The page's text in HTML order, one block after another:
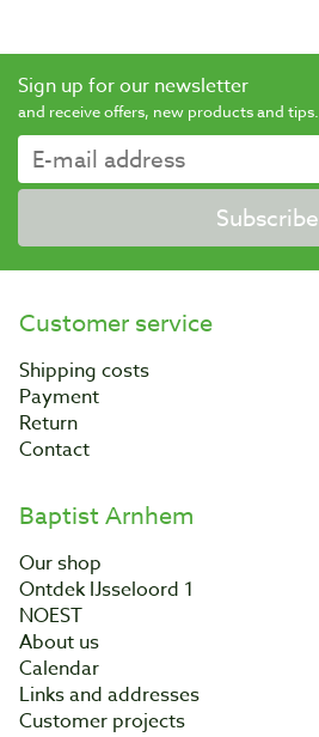
Sign up for our newsletter
and receive offers, new products and tips.
Subscribe
Customer service
Shipping costs
Payment
Return
Contact
Baptist Arnhem
Our shop
Ontdek IJsseloord 1
NOEST
About us
Calendar
Links and addresses
Customer projects